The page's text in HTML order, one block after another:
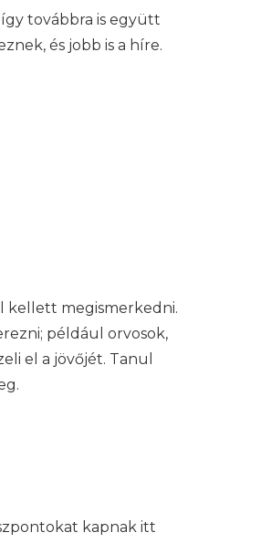
továbbra is együtt
és jobb is a híre.
kellett megismerkedni.
például orvosok,
el a jövőjét. Tanul
kapnak itt